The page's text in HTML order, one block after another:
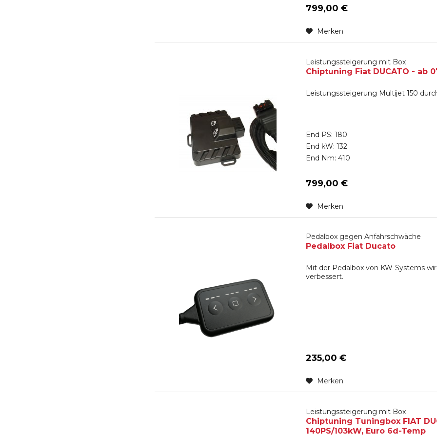
799,00 €
Merken
Leistungssteigerung mit Box
Chiptuning Fiat DUCATO - ab
Leistungssteigerung Multijet 150
End PS: 180
End kW: 132
End Nm: 410
799,00 €
Merken
Pedalbox gegen Anfahrschwäche
Pedalbox Fiat Ducato
Mit der Pedalbox von KW-Systems
verbessert.
235,00 €
Merken
Leistungssteigerung mit Box
Chiptuning Tuningbox FIAT
140PS/103kW, Euro 6d-Temp